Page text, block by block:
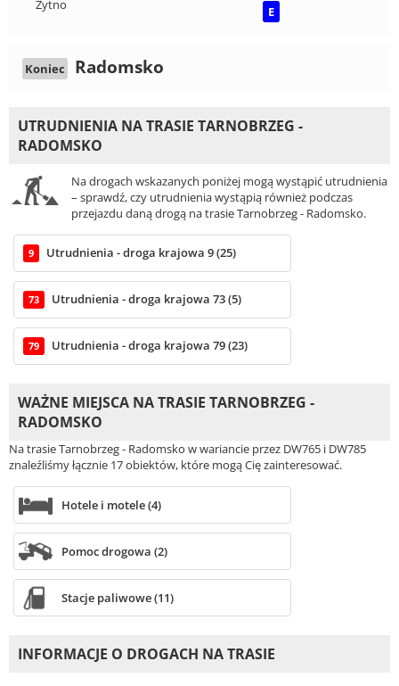
Żytno E
Koniec Radomsko
UTRUDNIENIA NA TRASIE TARNOBRZEG -
RADOMSKO
Na drogach wskazanych poniżej mogą wystąpić utrudnienia
– sprawdź, czy utrudnienia wystąpią również podczas
przejazdu daną drogą na trasie Tarnobrzeg - Radomsko.
9 Utrudnienia - droga krajowa 9 (25)
73 Utrudnienia - droga krajowa 73 (5)
79 Utrudnienia - droga krajowa 79 (23)
WAŻNE MIEJSCA NA TRASIE TARNOBRZEG -
RADOMSKO
Na trasie Tarnobrzeg - Radomsko w wariancie przez DW765 i DW785
znaleźliśmy łącznie 17 obiektów, które mogą Cię zainteresować.
Hotele i motele (4)
Pomoc drogowa (2)
Stacje paliwowe (11)
INFORMACJE O DROGACH NA TRASIE